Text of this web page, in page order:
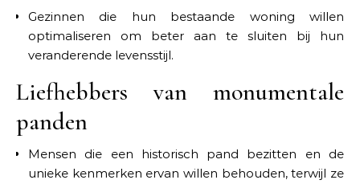
Gezinnen die hun bestaande woning willen
optimaliseren om beter aan te sluiten bij hun
veranderende levensstijl.
Liefhebbers van monumentale
panden
Mensen die een historisch pand bezitten en de
unieke kenmerken ervan willen behouden, terwijl ze